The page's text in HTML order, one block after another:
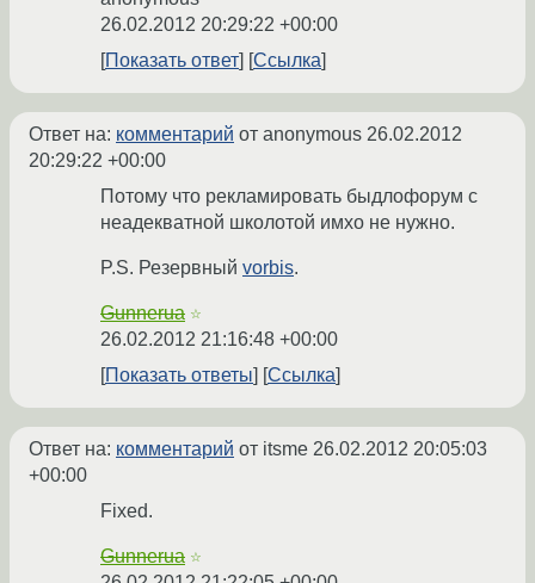
26.02.2012 20:29:22 +00:00
Показать ответ
Ссылка
Ответ на: комментарий от anonymous 26.02.2012
20:29:22 +00:00
Потому что рекламировать быдлофорум с
неадекватной школотой имхо не нужно.
P.S. Резервный vorbis.
Gunnerua ☆
26.02.2012 21:16:48 +00:00
Показать ответы
Ссылка
Ответ на: комментарий от itsme 26.02.2012 20:05:03
+00:00
Fixed.
Gunnerua ☆